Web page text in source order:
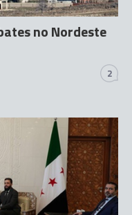
no Nordeste
2